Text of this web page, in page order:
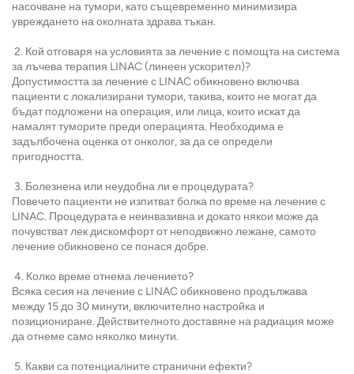
насочване на тумори, като същевременно минимизира
увреждането на околната здрава тъкан.
2. Кой отговаря на условията за лечение с помощта на система
за лъчева терапия LINAC (линеен ускорител)?
Допустимостта за лечение с LINAC обикновено включва
пациенти с локализирани тумори, такива, които не могат да
бъдат подложени на операция, или лица, които искат да
намалят туморите преди операцията. Необходима е
задълбочена оценка от онколог, за да се определи
пригодността.
3. Болезнена или неудобна ли е процедурата?
Повечето пациенти не изпитват болка по време на лечение с
LINAC. Процедурата е неинвазивна и докато някои може да
почувстват лек дискомфорт от неподвижно лежане, самото
лечение обикновено се понася добре.
4. Колко време отнема лечението?
Всяка сесия на лечение с LINAC обикновено продължава
между 15 до 30 минути, включително настройка и
позициониране. Действителното доставяне на радиация може
да отнеме само няколко минути.
5. Какви са потенциалните странични ефекти?